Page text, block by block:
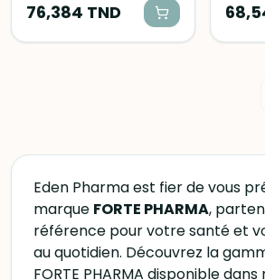
perte
poids. Formule naturelle à
base de plantes pour brûler
76,384 TND
en
léger
Eden Pharma est fier de vous
marque FORTE PHARMA,
référence pour votre santé et
au quotidien. Découvrez la
FORTE PHARMA disponible